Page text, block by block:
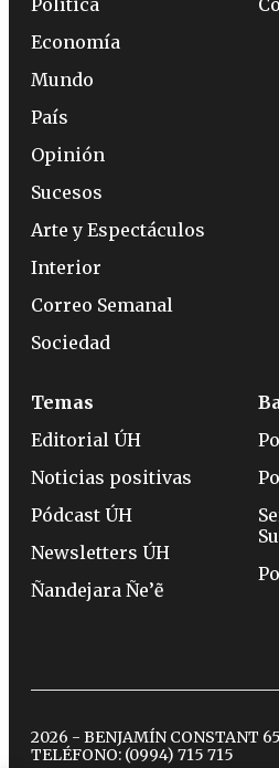
Política
Economía
Mundo
País
Opinión
Sucesos
Arte y Espectáculos
Interior
Correo Semanal
Sociedad
Temas
Editorial ÚH
Noticias positivas
Pódcast ÚH
Newsletters ÚH
Ñandejara Ñe’ẽ
2026 - BENJAMÍN CONSTANT
TELÉFONO: (0994) 715 715